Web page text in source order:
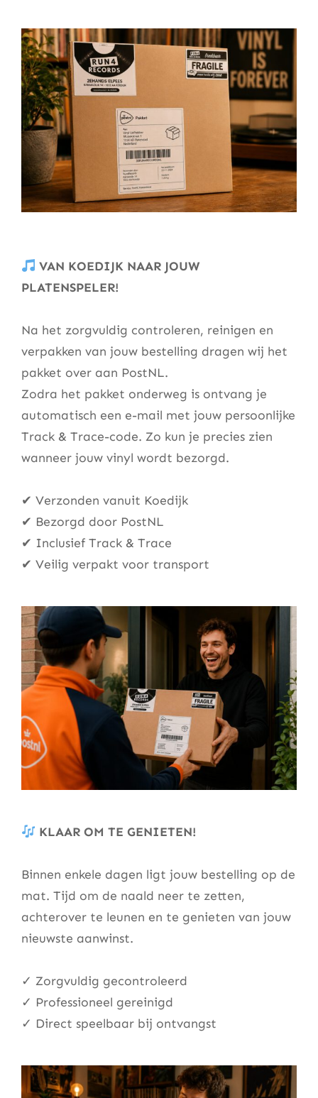
VAN KOEDIJK NAAR JOUW
PLATENSPELER!
Na het zorgvuldig controleren, reinigen en
verpakken van jouw bestelling dragen wij het
pakket over aan PostNL.
Zodra het pakket onderweg is ontvang je
automatisch een e-mail met jouw persoonlijke
Track & Trace-code. Zo kun je precies zien
wanneer jouw vinyl wordt bezorgd.
✔ Verzonden vanuit Koedijk
✔ Bezorgd door PostNL
✔ Inclusief Track & Trace
✔ Veilig verpakt voor transport
KLAAR OM TE GENIETEN!
Binnen enkele dagen ligt jouw bestelling op de
mat. Tijd om de naald neer te zetten,
achterover te leunen en te genieten van jouw
nieuwste aanwinst.
✓ Zorgvuldig gecontroleerd
✓ Professioneel gereinigd
✓ Direct speelbaar bij ontvangst